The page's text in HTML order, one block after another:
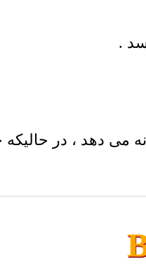
.
دهد ، در حالیکه